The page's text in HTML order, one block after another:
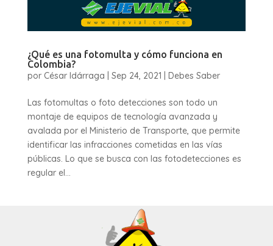
¿Qué es una fotomulta y cómo funciona en
Colombia?
por César Idárraga Sep 24, 2021 Debes Saber
Las fotomultas o foto detecciones son todo un
montaje de equipos de tecnología avanzada y
avalada por el Ministerio de Transporte, que permite
identificar las infracciones cometidas en las vías
públicas. Lo que se busca con las fotodetecciones es
regular el...